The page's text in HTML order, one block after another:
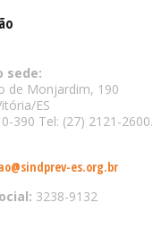
sede:
de Monjardim, 190
ES
390 Tel: (27) 2121-2600.
es.org.br
3238-9132